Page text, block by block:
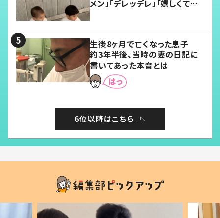
メン」「デレッデレ」「嬉しくて可
生後8ヶ月で亡くなった息子
約3年半後、当時の妻の日記に
書いてあった本音とは
6位以降はこちら